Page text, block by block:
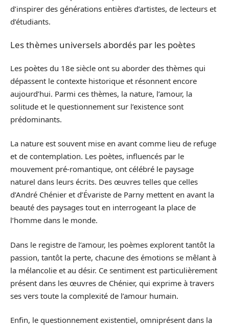
d’inspirer des générations entières d’artistes, de lecteurs et
d’étudiants.
Les thèmes universels abordés par les poètes
Les poètes du 18e siècle ont su aborder des thèmes qui
dépassent le contexte historique et résonnent encore
aujourd’hui. Parmi ces thèmes, la nature, l’amour, la
solitude et le questionnement sur l’existence sont
prédominants.
La nature est souvent mise en avant comme lieu de refuge
et de contemplation. Les poètes, influencés par le
mouvement pré-romantique, ont célébré le paysage
naturel dans leurs écrits. Des œuvres telles que celles
d’André Chénier et d’Évariste de Parny mettent en avant la
beauté des paysages tout en interrogeant la place de
l’homme dans le monde.
Dans le registre de l’amour, les poèmes explorent tantôt la
passion, tantôt la perte, chacune des émotions se mêlant à
la mélancolie et au désir. Ce sentiment est particulièrement
présent dans les œuvres de Chénier, qui exprime à travers
ses vers toute la complexité de l’amour humain.
Enfin, le questionnement existentiel, omniprésent dans la